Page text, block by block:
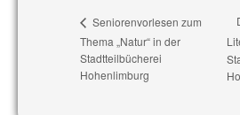
Seniorenvorlesen zum
Thema „Natur“ in der
Stadtteilbücherei
Hohenlimburg